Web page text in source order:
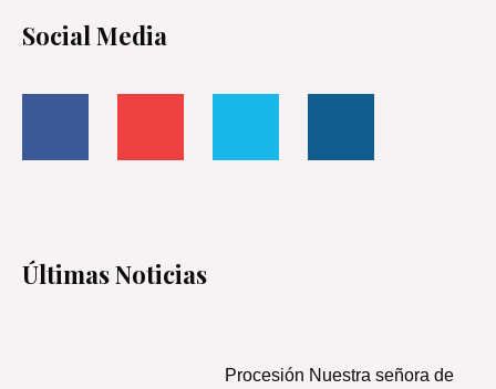
Social Media
-
f
Últimas Noticias
Procesión Nuestra señora de